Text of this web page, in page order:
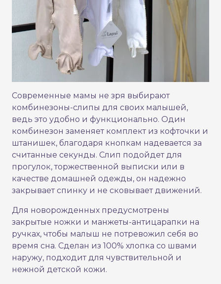
Современные мамы не зря выбирают
комбинезоны-слипы для своих малышей,
ведь это удобно и функционально. Один
комбинезон заменяет комплект из кофточки и
штанишек, благодаря кнопкам надевается за
считанные секунды. Слип подойдет для
прогулок, торжественной выписки или в
качестве домашней одежды, он надежно
закрывает спинку и не сковывает движений.
Для новорожденных предусмотрены
закрытые ножки и манжеты-антицарапки на
ручках, чтобы малыш не потревожил себя во
время сна. Сделан из 100% хлопка со швами
наружу, подходит для чувствительной и
нежной детской кожи.